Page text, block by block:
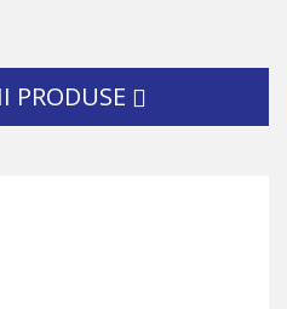
PRODUSE